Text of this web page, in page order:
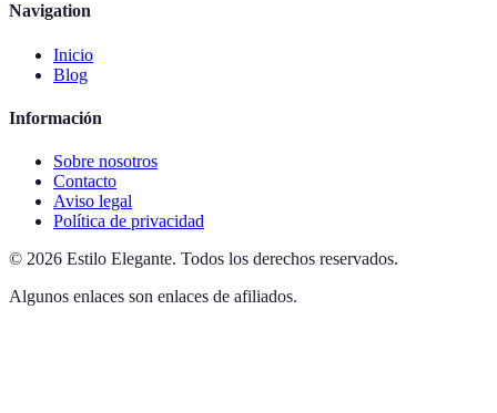
Navigation
Inicio
Blog
Información
Sobre nosotros
Contacto
Aviso legal
Política de privacidad
© 2026 Estilo Elegante. Todos los derechos reservados.
Algunos enlaces son enlaces de afiliados.